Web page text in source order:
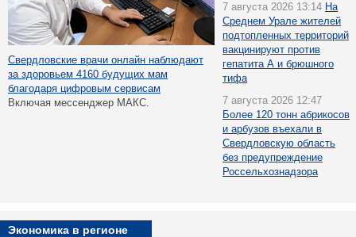
Свердловские врачи онлайн наблюдают
за здоровьем 4160 будущих мам
благодаря цифровым сервисам
Включая мессенджер МАКС.
7 августа 2026 13:14 На
Среднем Урале жителей
подтопленных территорий
вакцинируют против
гепатита А и брюшного
тифа
7 августа 2026 12:47
Более 120 тонн абрикосов
и арбузов въехали в
Свердловскую область
без предупреждение
Россельхознадзора
Экономика в регионе